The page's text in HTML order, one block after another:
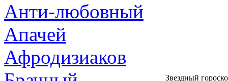
Анти-любовный
Апачей
Афродизиаков
Звездный